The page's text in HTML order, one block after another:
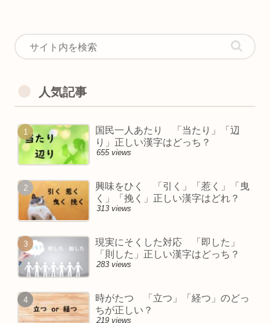
人気記事
国民一人あたり 「当たり」「辺
り」正しい漢字はどっち？
655 views
興味をひく 「引く」「惹く」「曳
く」「挽く」正しい漢字はどれ？
313 views
現実にそくした対応 「即した」
「則した」正しい漢字はどっち？
283 views
時がたつ 「立つ」「経つ」のどっ
ちが正しい？
219 views